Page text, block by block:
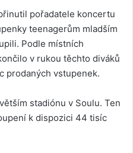
pořadatele koncertu
teenagerům mladším
Podle místních
v rukou těchto diváků
prodaných vstupenek.
stadiónu v Soulu. Ten
k dispozici 44 tisíc